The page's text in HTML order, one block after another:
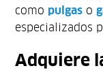
como pulgas o
especializados
Adquiere